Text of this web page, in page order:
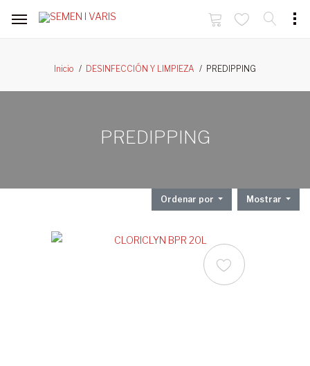
Inicio DESINFECCIÓN Y LIMPIEZA PREDIPPING
PREDIPPING
Ordenar por Mostrar